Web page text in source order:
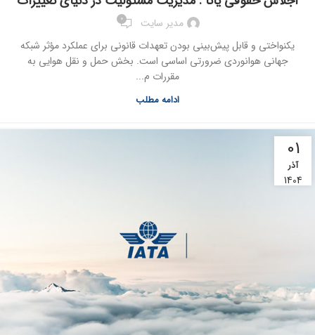
مدیر سایت 0
یکنواختی و قابل پیش‌بینی بودن تعهدات قانونی برای عملکرد مؤثر شبکه
جهانی هوانوردی ضرورتی اساسی است. بخش حمل و نقل هوایی به
مقررات م...
ادامه مطلب
01
آذر
1404